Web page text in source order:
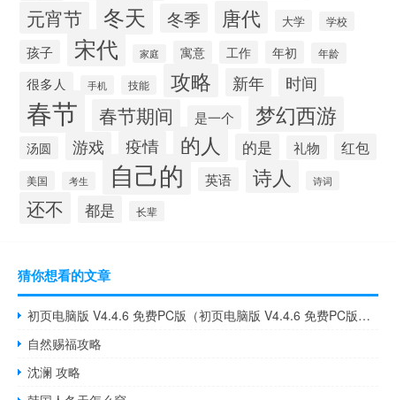
元宵节 冬天 冬季 唐代 大学 学校
孩子 宋代 家庭 寓意 工作 年初 年龄
很多人 手机 技能 攻略 新年 时间
春节 春节期间 是一个 梦幻西游
汤圆 游戏 疫情 的人 的是 礼物 红包
美国 考生 自己的 英语 诗人 诗词
还不 都是 长辈
猜你想看的文章
初页电脑版 V4.4.6 免费PC版（初页电脑版 V4.4.6 免费PC版功能简介）
自然赐福攻略
沈澜 攻略